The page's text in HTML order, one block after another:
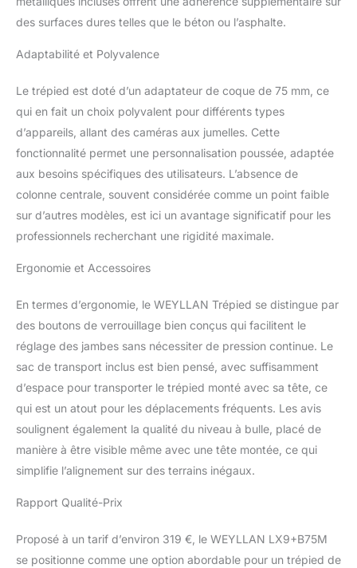
ne heurtera pas le sol
lors de la prise de vue à
Contrairement aux
autres trépieds pour
n'utilisent que des tubes
métalliques, ce trépied de
photographie est équipé
de manchons en silicone
exquis sur les tubes, ils
peuvent mieux prévenir
les chocs, confortables à
évolutivité】 le trépied
pour dslr a un filetage
femelle supplémentaire
principal, de sorte que
certains accessoires
courants peuvent être
installés sur ce trépied
via le bras magique, tels
portable, la lumière led, le
avec les têtes de balle,
les caméras vidéo, les
des surfaces dures telles que le béton ou l’asphalte.
Adaptabilité et Polyvalence
Le trépied est doté d’un adaptateur de coque de 75 mm, ce
qui en fait un choix polyvalent pour différents types
d’appareils, allant des caméras aux jumelles. Cette
fonctionnalité permet une personnalisation poussée, adaptée
aux besoins spécifiques des utilisateurs. L’absence de
colonne centrale, souvent considérée comme un point faible
sur d’autres modèles, est ici un avantage significatif pour les
professionnels recherchant une rigidité maximale.
Ergonomie et Accessoires
En termes d’ergonomie, le WEYLLAN Trépied se distingue par
des boutons de verrouillage bien conçus qui facilitent le
réglage des jambes sans nécessiter de pression continue. Le
sac de transport inclus est bien pensé, avec suffisamment
d’espace pour transporter le trépied monté avec sa tête, ce
qui est un atout pour les déplacements fréquents. Les avis
soulignent également la qualité du niveau à bulle, placé de
manière à être visible même avec une tête montée, ce qui
simplifie l’alignement sur des terrains inégaux.
Rapport Qualité-Prix
Proposé à un tarif d’environ 319 €, le WEYLLAN LX9+B75M
se positionne comme une option abordable pour un trépied de